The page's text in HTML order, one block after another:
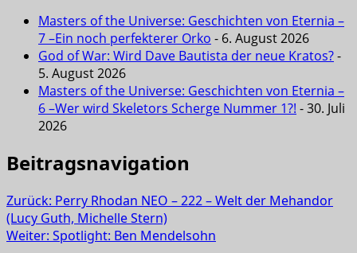
Masters of the Universe: Geschichten von Eternia –
7 –Ein noch perfekterer Orko - 6. August 2026
God of War: Wird Dave Bautista der neue Kratos?-
5. August 2026
Masters of the Universe: Geschichten von Eternia –
6 –Wer wird Skeletors Scherge Nummer 1?! - 30. Juli
2026
Beitragsnavigation
Zurück: Perry Rhodan NEO – 222 – Welt der Mehandor
(Lucy Guth, Michelle Stern)
Weiter: Spotlight: Ben Mendelsohn